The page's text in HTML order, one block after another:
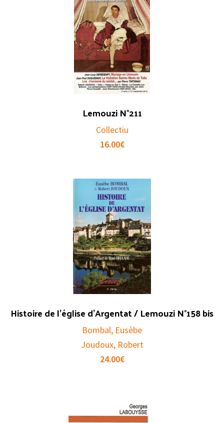
Lemouzi N°211
Collectiu
16.00€
Histoire de l’église d’Argentat / Lemouzi N°158 bis
Bombal, Eusèbe
Joudoux, Robert
24.00€